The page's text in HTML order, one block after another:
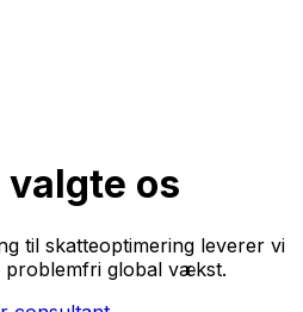
os
til skatteoptimering leverer vi
global vækst.